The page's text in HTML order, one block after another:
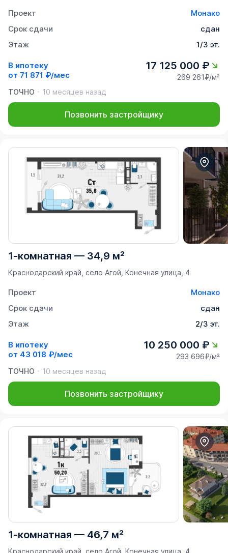
Проект
Монако
Срок сдачи
сдан
Этаж
1/3 эт.
В ипотеку
от 71 871 ₽/мес
17 125 000 ₽
269 261₽/м²
ТОЧНО
10 месяцев назад
Позвонить застройщику
1-комнатная — 34,9 м²
Краснодарский край, село Агой, Конечная улица, 4
Проект
Монако
Срок сдачи
сдан
Этаж
2/3 эт.
В ипотеку
от 43 018 ₽/мес
10 250 000 ₽
293 696₽/м²
ТОЧНО
10 месяцев назад
Позвонить застройщику
1-комнатная — 46,7 м²